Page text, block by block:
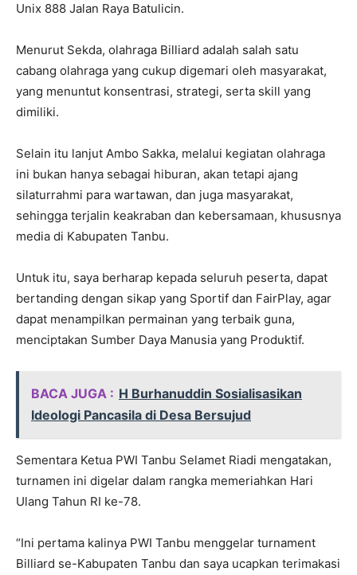
Unix 888 Jalan Raya Batulicin.
Menurut Sekda, olahraga Billiard adalah salah satu
cabang olahraga yang cukup digemari oleh masyarakat,
yang menuntut konsentrasi, strategi, serta skill yang
dimiliki.
Selain itu lanjut Ambo Sakka, melalui kegiatan olahraga
ini bukan hanya sebagai hiburan, akan tetapi ajang
silaturrahmi para wartawan, dan juga masyarakat,
sehingga terjalin keakraban dan kebersamaan, khususnya
media di Kabupaten Tanbu.
Untuk itu, saya berharap kepada seluruh peserta, dapat
bertanding dengan sikap yang Sportif dan FairPlay, agar
dapat menampilkan permainan yang terbaik guna,
menciptakan Sumber Daya Manusia yang Produktif.
BACA JUGA : H Burhanuddin Sosialisasikan
Ideologi Pancasila di Desa Bersujud
Sementara Ketua PWI Tanbu Selamet Riadi mengatakan,
turnamen ini digelar dalam rangka memeriahkan Hari
Ulang Tahun RI ke-78.
“Ini pertama kalinya PWI Tanbu menggelar turnament
Billiard se-Kabupaten Tanbu dan saya ucapkan terimakasi